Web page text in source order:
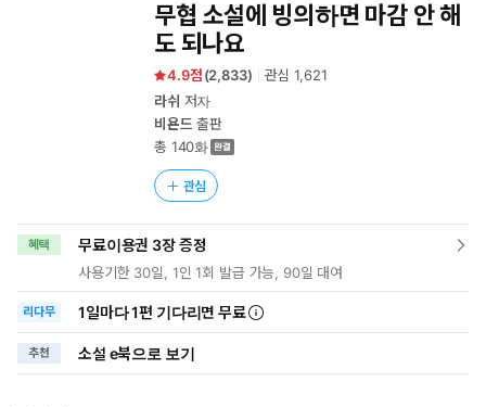
무협 소설에 빙의하면 마감 안 해
도 되나요
4.9 (2,833) 관심1,621
라쉬 저자
비욘드 출판
총 140화
관심
혜택 무료이용권 3장 증정
사용기한 30일, 1인 1회 발급 가능, 90일 대여
리다무 1일마다1편 기다리면 무료
추천 소설 e북으로 보기